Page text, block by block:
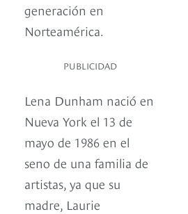
generación en
Norteamérica.
PUBLICIDAD
Lena Dunham nació en
Nueva York el 13 de
mayo de 1986 en el
seno de una familia de
artistas, ya que su
madre, Laurie